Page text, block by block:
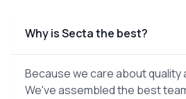
Why is Secta the best?
Because we care about quality
We've assembled the best